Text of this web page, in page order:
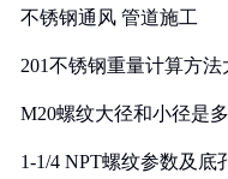
不锈钢通风 管道施工
201不锈钢重量计算方法
M20螺纹大径和小径是
1-1/4 NPT螺纹参数及底